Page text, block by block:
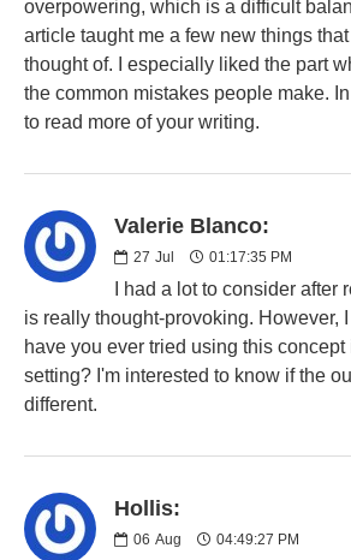
overpowering, which is a difficult
article taught me a few new things
thought of. I especially liked the part
the common mistakes people make.
to read more of your writing.
Valerie Blanco:
27 Jul 01:17:35 PM
I had a lot to consider after
is really thought-provoking. However,
have you ever tried using this concept
setting? I'm interested to know if the
different.
Hollis:
06 Aug 04:49:27 PM